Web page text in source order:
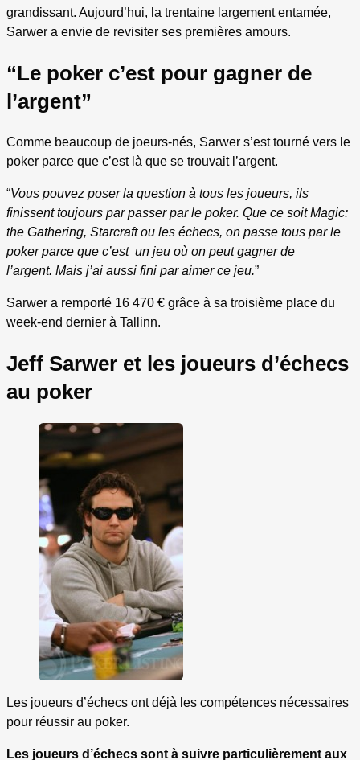
grandissant. Aujourd’hui, la trentaine largement entamée,
Sarwer a envie de revisiter ses premières amours.
“Le poker c’est pour gagner de
l’argent”
Comme beaucoup de joeurs-nés, Sarwer s’est tourné vers le
poker parce que c’est là que se trouvait l’argent.
“Vous pouvez poser la question à tous les joueurs, ils
finissent toujours par passer par le poker. Que ce soit Magic:
the Gathering, Starcraft ou les échecs, on passe tous par le
poker parce que c’est un jeu où on peut gagner de
l’argent. Mais j’ai aussi fini par aimer ce jeu.”
Sarwer a remporté 16 470 € grâce à sa troisième place du
week-end dernier à Tallinn.
Jeff Sarwer et les joueurs d’échecs
au poker
Les joueurs d’échecs ont déjà les compétences nécessaires
pour réussir au poker.
Les joueurs d’échecs sont à suivre particulièrement aux